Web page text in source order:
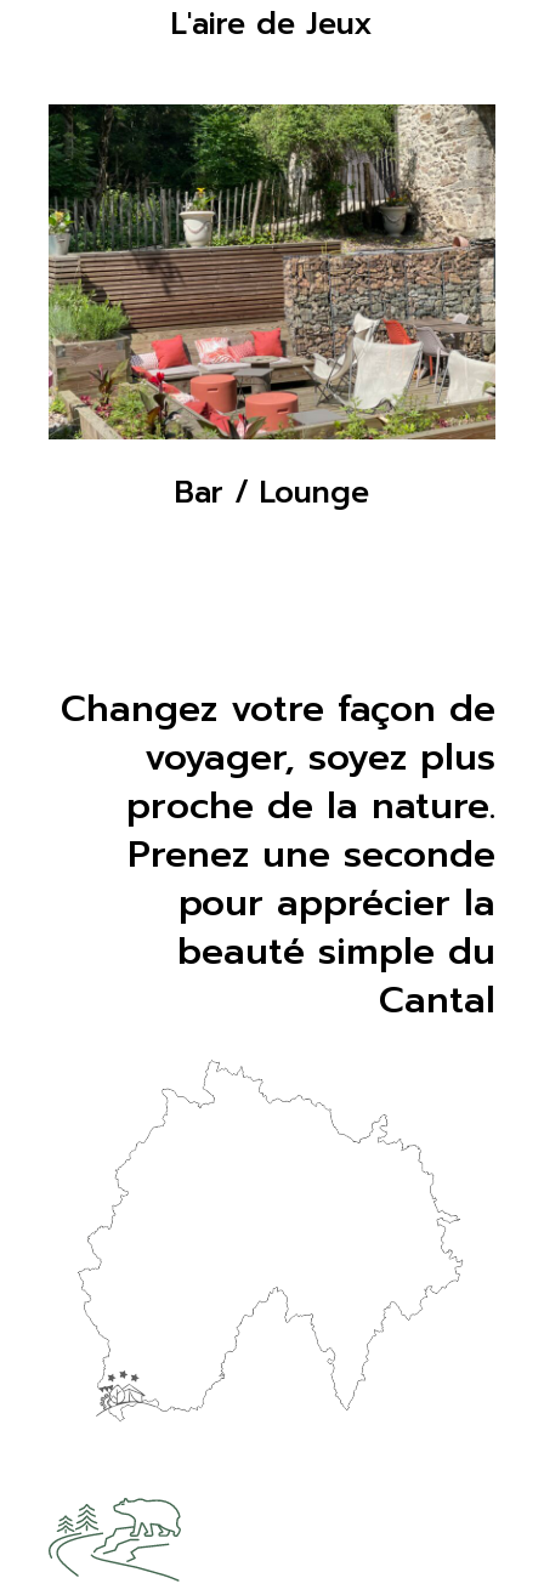
L'aire de Jeux
Bar / Lounge
Changez votre façon de
voyager, soyez plus
proche de la nature.
Prenez une seconde
pour apprécier la
beauté simple du
Cantal